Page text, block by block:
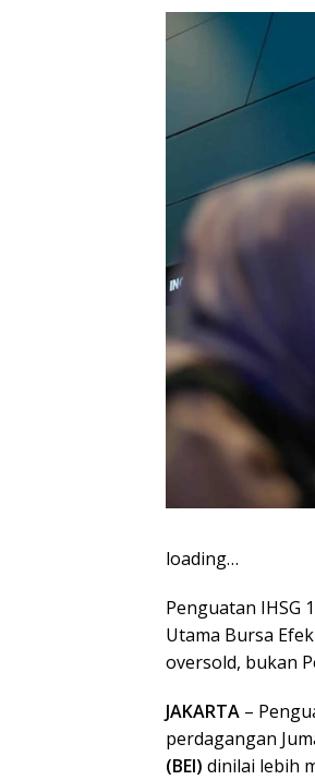
loading…
Penguatan IHSG
Utama Bursa
oversold, bukan
JAKARTA –
perdagangan
(BEI) dinilai lebih